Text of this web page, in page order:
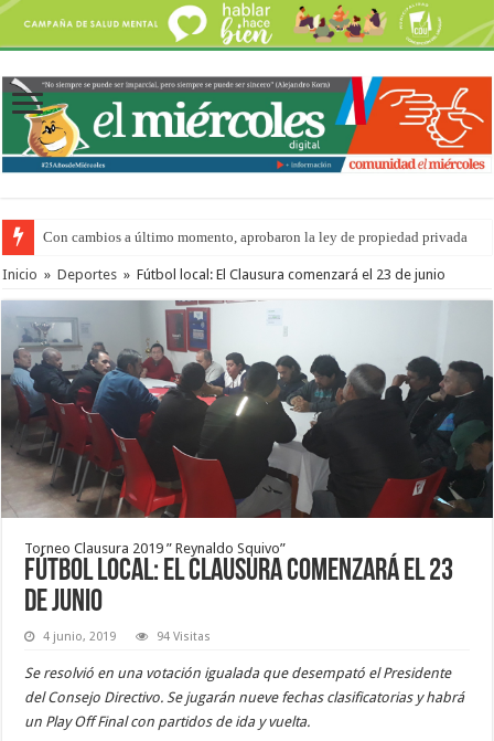
Con cambios a último momento, aprobaron la ley de propiedad privada
Del viernes 7 al domingo 9 de agosto: la agenda ¿A dónde ir? para este
Inicio » Deportes » Fútbol local: El Clausura comenzará el 23 de junio
Torneo Clausura 2019 ” Reynaldo Squivo”
Fútbol local: El Clausura comenzará el 23
de junio
4 junio, 2019 94 Visitas
Se resolvió en una votación igualada que desempató el Presidente
del Consejo Directivo. Se jugarán nueve fechas clasificatorias y habrá
un Play Off Final con partidos de ida y vuelta.